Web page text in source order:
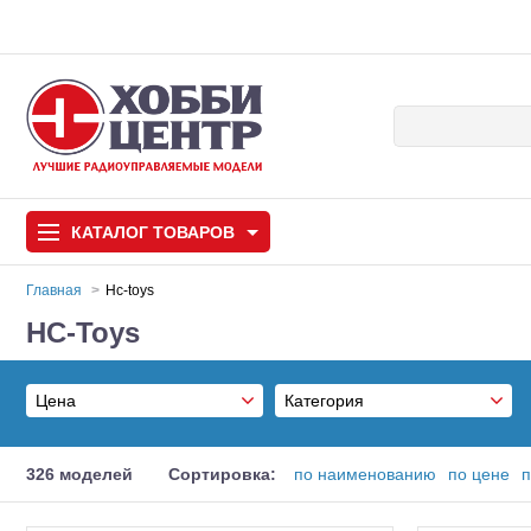
КАТАЛОГ ТОВАРОВ
Автомодели
Запчасти и аксессуары
Самолеты
Главная Hc-toys
HC-Toys
326 моделей Сортировка: по наименованию по цене
Цена
От
Категория